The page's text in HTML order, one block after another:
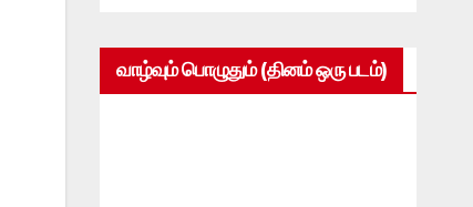
வாழ்வும் பொழுதும் (தினம் ஒரு படம்)